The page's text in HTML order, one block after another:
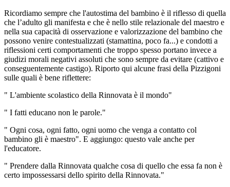
Ricordiamo sempre che l'autostima del bambino è il riflesso di quella
che l’adulto gli manifesta e che è nello stile relazionale del maestro e
nella sua capacità di osservazione e valorizzazione del bambino che
possono venire contestualizzati (stamattina, poco fa...) e condotti a
riflessioni certi comportamenti che troppo spesso portano invece a
giudizi morali negativi assoluti che sono sempre da evitare (cattivo e
conseguentemente castigo). Riporto qui alcune frasi della Pizzigoni
sulle quali è bene riflettere:
" L'ambiente scolastico della Rinnovata è il mondo"
" I fatti educano non le parole."
" Ogni cosa, ogni fatto, ogni uomo che venga a contatto col
bambino gli è maestro". E aggiungo: questo vale anche per
l'educatore.
" Prendere dalla Rinnovata qualche cosa di quello che essa fa non è
certo impossessarsi dello spirito della Rinnovata."